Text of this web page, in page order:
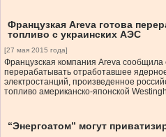
Французкая Areva готова
топливо с украинских АЭС
[27 мая 2015 года]
Французская компания Areva сообщила
перерабатывать отработавшее
электростанций, произведенное
топливо американско-японской
“Энергоатом” могут